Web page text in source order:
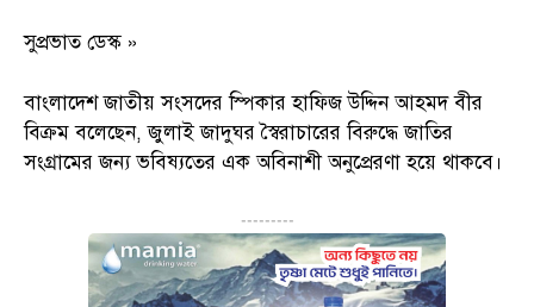
সুপ্রভাত ডেস্ক »
বাংলাদেশ জাতীয় সংসদের স্পিকার হাফিজ উদ্দিন আহমদ বীর
বিক্রম বলেছেন, জুলাই জাদুঘর স্বৈরাচারের বিরুদ্ধে জাতির
সংগ্রামের জন্য ভবিষ্যতের এক অবিনাশী অনুপ্রেরণা হয়ে থাকবে।
---------